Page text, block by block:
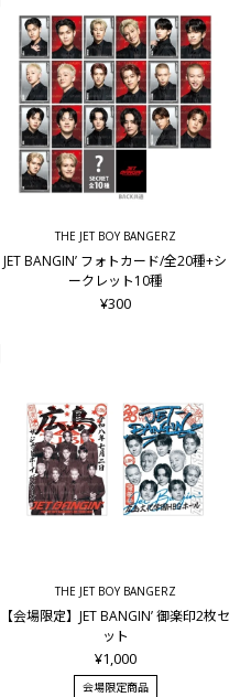
THE JET BOY BANGERZ
JET BANGIN’ フォトカード/全20種+シ
ークレット10種
¥300
THE JET BOY BANGERZ
【会場限定】JET BANGIN’ 御楽印2枚セ
ット
¥1,000
会場限定商品